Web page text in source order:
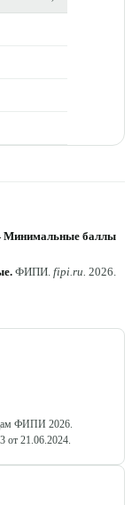
Минимальные баллы
. ФИПИ fipi.ru 2026
ФИПИ 2026.
21.06.2024.